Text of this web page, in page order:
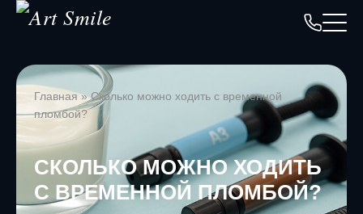
Главная»Сколько можно ходить с временной
пломбой?
СКОЛЬКО МОЖНО ХОДИТЬ
С ВРЕМЕННОЙ ПЛОМБОЙ?